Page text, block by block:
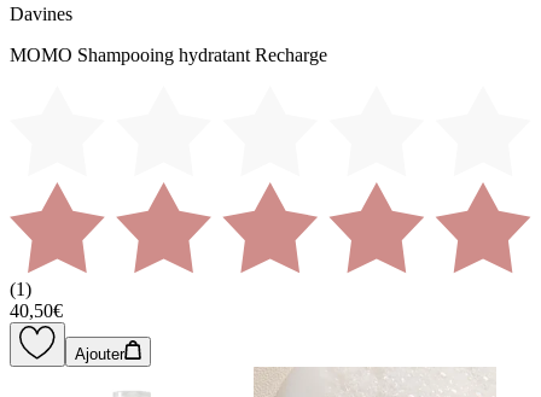
Davines
MOMO Shampooing hydratant Recharge
(1)
40,50€
Ajouter